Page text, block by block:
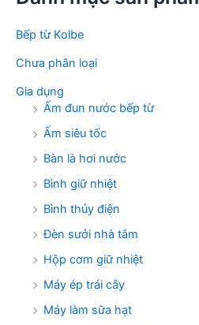
i
m
Bếp từ Kolbe
Chưa phân loại
Gia dụng
Ấm đun nước bếp từ
Ấm siêu tốc
Bàn là hơi nước
Bình giữ nhiệt
Bình thủy điện
Đèn sưởi nhà tắm
Hộp cơm giữ nhiệt
Máy ép trái cây
Máy làm sữa hạt